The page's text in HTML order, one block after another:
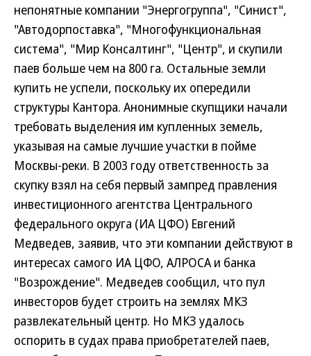
непонятные компании "Энергогруппа", "Синист",
"Автодорпоставка", "Многофункциональная
система", "Мир Консалтинг", "Центр", и скупили
паев больше чем на 800 га. Остальные земли
купить не успели, поскольку их опередили
структуры Кантора. Анонимные скупщики начали
требовать выделения им купленных земель,
указывая на самые лучшие участки в пойме
Москвы-реки. В 2003 году ответственность за
скупку взял на себя первый зампред правления
инвестиционного агентства Центрального
федерального округа (ИА ЦФО) Евгений
Медведев, заявив, что эти компании действуют в
интересах самого ИА ЦФО, АЛРОСА и банка
"Возрождение". Медведев сообщил, что пул
инвесторов будет строить на землях МКЗ
развлекательный центр. Но МКЗ удалось
оспорить в судах права приобретателей паев,